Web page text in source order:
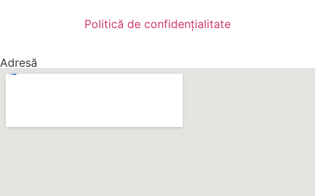
Politică de confidențialitate
Adresă